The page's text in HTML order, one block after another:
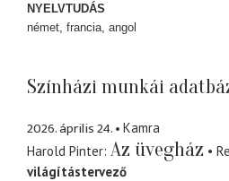
NYELVTUDÁS
német, francia, angol
Színházi munkái
2026. április 24.
Kamra
Harold Pinter Az üvegház
világítástervező